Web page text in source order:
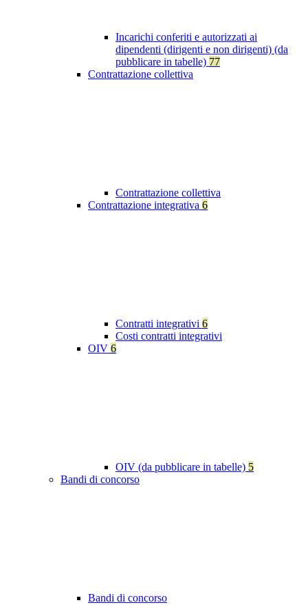
Incarichi conferiti e autorizzati ai
dipendenti (dirigenti e non dirigenti) (da
pubblicare in tabelle) 77
Contrattazione collettiva
Contrattazione collettiva
Contrattazione integrativa 6
Contratti integrativi 6
Costi contratti integrativi
OIV 6
OIV (da pubblicare in tabelle) 5
Bandi di concorso
Bandi di concorso